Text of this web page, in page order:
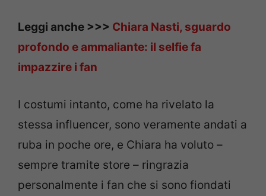
Leggi anche >>> Chiara Nasti, sguardo
profondo e ammaliante: il selfie fa
impazzire i fan
I costumi intanto, come ha rivelato la
stessa influencer, sono veramente andati a
ruba in poche ore, e Chiara ha voluto –
sempre tramite store – ringrazia
personalmente i fan che si sono fiondati